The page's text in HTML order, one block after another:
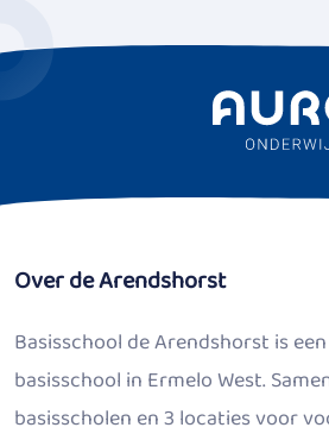
Over de Arendshorst
Basisschool de Arendshorst is
basisschool in Ermelo West.
basisscholen en 3 locaties voor